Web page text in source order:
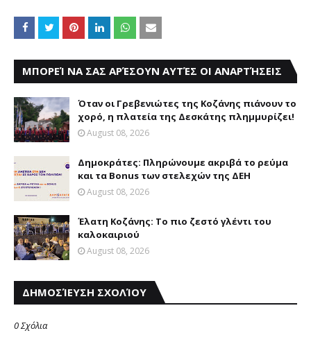
ΜΠΟΡΕΊ ΝΑ ΣΑΣ ΑΡΈΣΟΥΝ ΑΥΤΈΣ ΟΙ ΑΝΑΡΤΉΣΕΙΣ
Όταν οι Γρεβενιώτες της Κοζάνης πιάνουν το
χορό, η πλατεία της Δεσκάτης πλημμυρίζει!
August 08, 2026
Δημοκράτες: Πληρώνουμε ακριβά το ρεύμα
και τα Bonus των στελεχών της ΔΕΗ
August 08, 2026
Έλατη Κοζάνης: Το πιο ζεστό γλέντι του
καλοκαιριού
August 08, 2026
ΔΗΜΟΣΊΕΥΣΗ ΣΧΟΛΊΟΥ
0 Σχόλια